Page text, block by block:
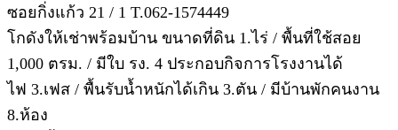
ซอยกิ่งแก้ว 21 / 1 T.062-1574449
โกดังให้เช่าพร้อมบ้าน ขนาดที่ดิน 1.ไร่ / พื้นที่ใช้สอย
1,000 ตรม. / มีใบ รง. 4 ประกอบกิจการโรงงานได้
ไฟ 3.เฟส / พื้นรับน้ำหนักได้เกิน 3.ตัน / มีบ้านพักคนงาน
8.ห้อง